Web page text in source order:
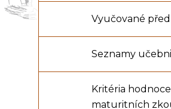
Vyučované
Seznamy
Kritéria
maturitních